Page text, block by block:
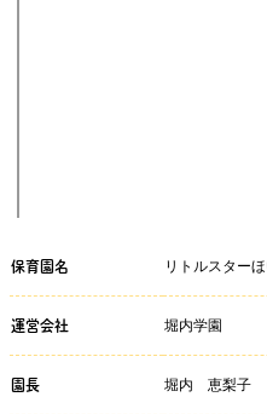
保育園名 リトルスター
運営会社 堀内学園
園長 堀内 恵梨子